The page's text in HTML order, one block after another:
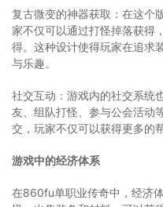
复古微变的神器获取：在这个
家不仅可以通过打怪掉落获得
得。这种设计使得玩家在追求
与乐趣。
社交互动：游戏内的社交系统
友、组队打怪、参与公会活动
交，玩家不仅可以获得更多的
游戏中的经济体系
在860fu单职业传奇中，经济